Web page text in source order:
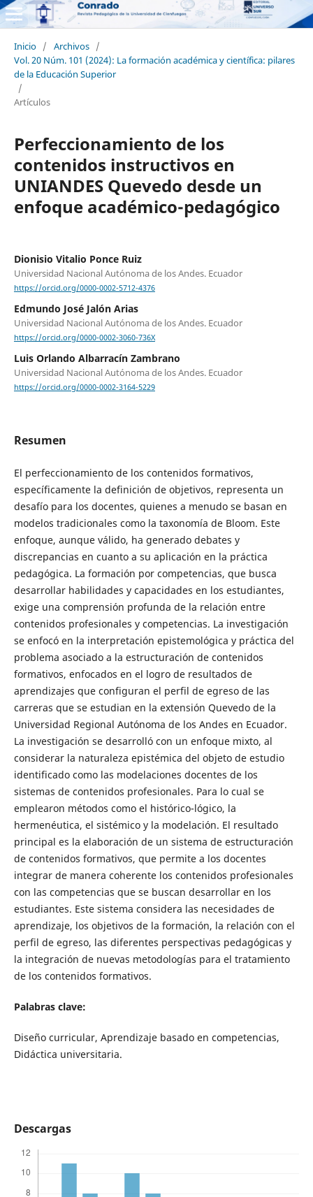
Inicio / Archivos /
Vol. 20 Núm. 101 (2024): La formación académica y científica: pilares
de la Educación Superior
/
Artículos
Perfeccionamiento de los
contenidos instructivos en
UNIANDES Quevedo desde un
enfoque académico-pedagógico
Dionisio Vitalio Ponce Ruiz
Universidad Nacional Autónoma de los Andes. Ecuador
https://orcid.org/0000-0002-5712-4376
Edmundo José Jalón Arias
Universidad Nacional Autónoma de los Andes. Ecuador
https://orcid.org/0000-0002-3060-736X
Luis Orlando Albarracín Zambrano
Universidad Nacional Autónoma de los Andes. Ecuador
https://orcid.org/0000-0002-3164-5229
Resumen
El perfeccionamiento de los contenidos formativos,
específicamente la definición de objetivos, representa un
desafío para los docentes, quienes a menudo se basan en
modelos tradicionales como la taxonomía de Bloom. Este
enfoque, aunque válido, ha generado debates y
discrepancias en cuanto a su aplicación en la práctica
pedagógica. La formación por competencias, que busca
desarrollar habilidades y capacidades en los estudiantes,
exige una comprensión profunda de la relación entre
contenidos profesionales y competencias. La investigación
se enfocó en la interpretación epistemológica y práctica del
problema asociado a la estructuración de contenidos
formativos, enfocados en el logro de resultados de
aprendizajes que configuran el perfil de egreso de las
carreras que se estudian en la extensión Quevedo de la
Universidad Regional Autónoma de los Andes en Ecuador.
La investigación se desarrolló con un enfoque mixto, al
considerar la naturaleza epistémica del objeto de estudio
identificado como las modelaciones docentes de los
sistemas de contenidos profesionales. Para lo cual se
emplearon métodos como el histórico-lógico, la
hermenéutica, el sistémico y la modelación. El resultado
principal es la elaboración de un sistema de estructuración
de contenidos formativos, que permite a los docentes
integrar de manera coherente los contenidos profesionales
con las competencias que se buscan desarrollar en los
estudiantes. Este sistema considera las necesidades de
aprendizaje, los objetivos de la formación, la relación con el
perfil de egreso, las diferentes perspectivas pedagógicas y
la integración de nuevas metodologías para el tratamiento
de los contenidos formativos.
Palabras clave:
Diseño curricular, Aprendizaje basado en competencias,
Didáctica universitaria.
Descargas